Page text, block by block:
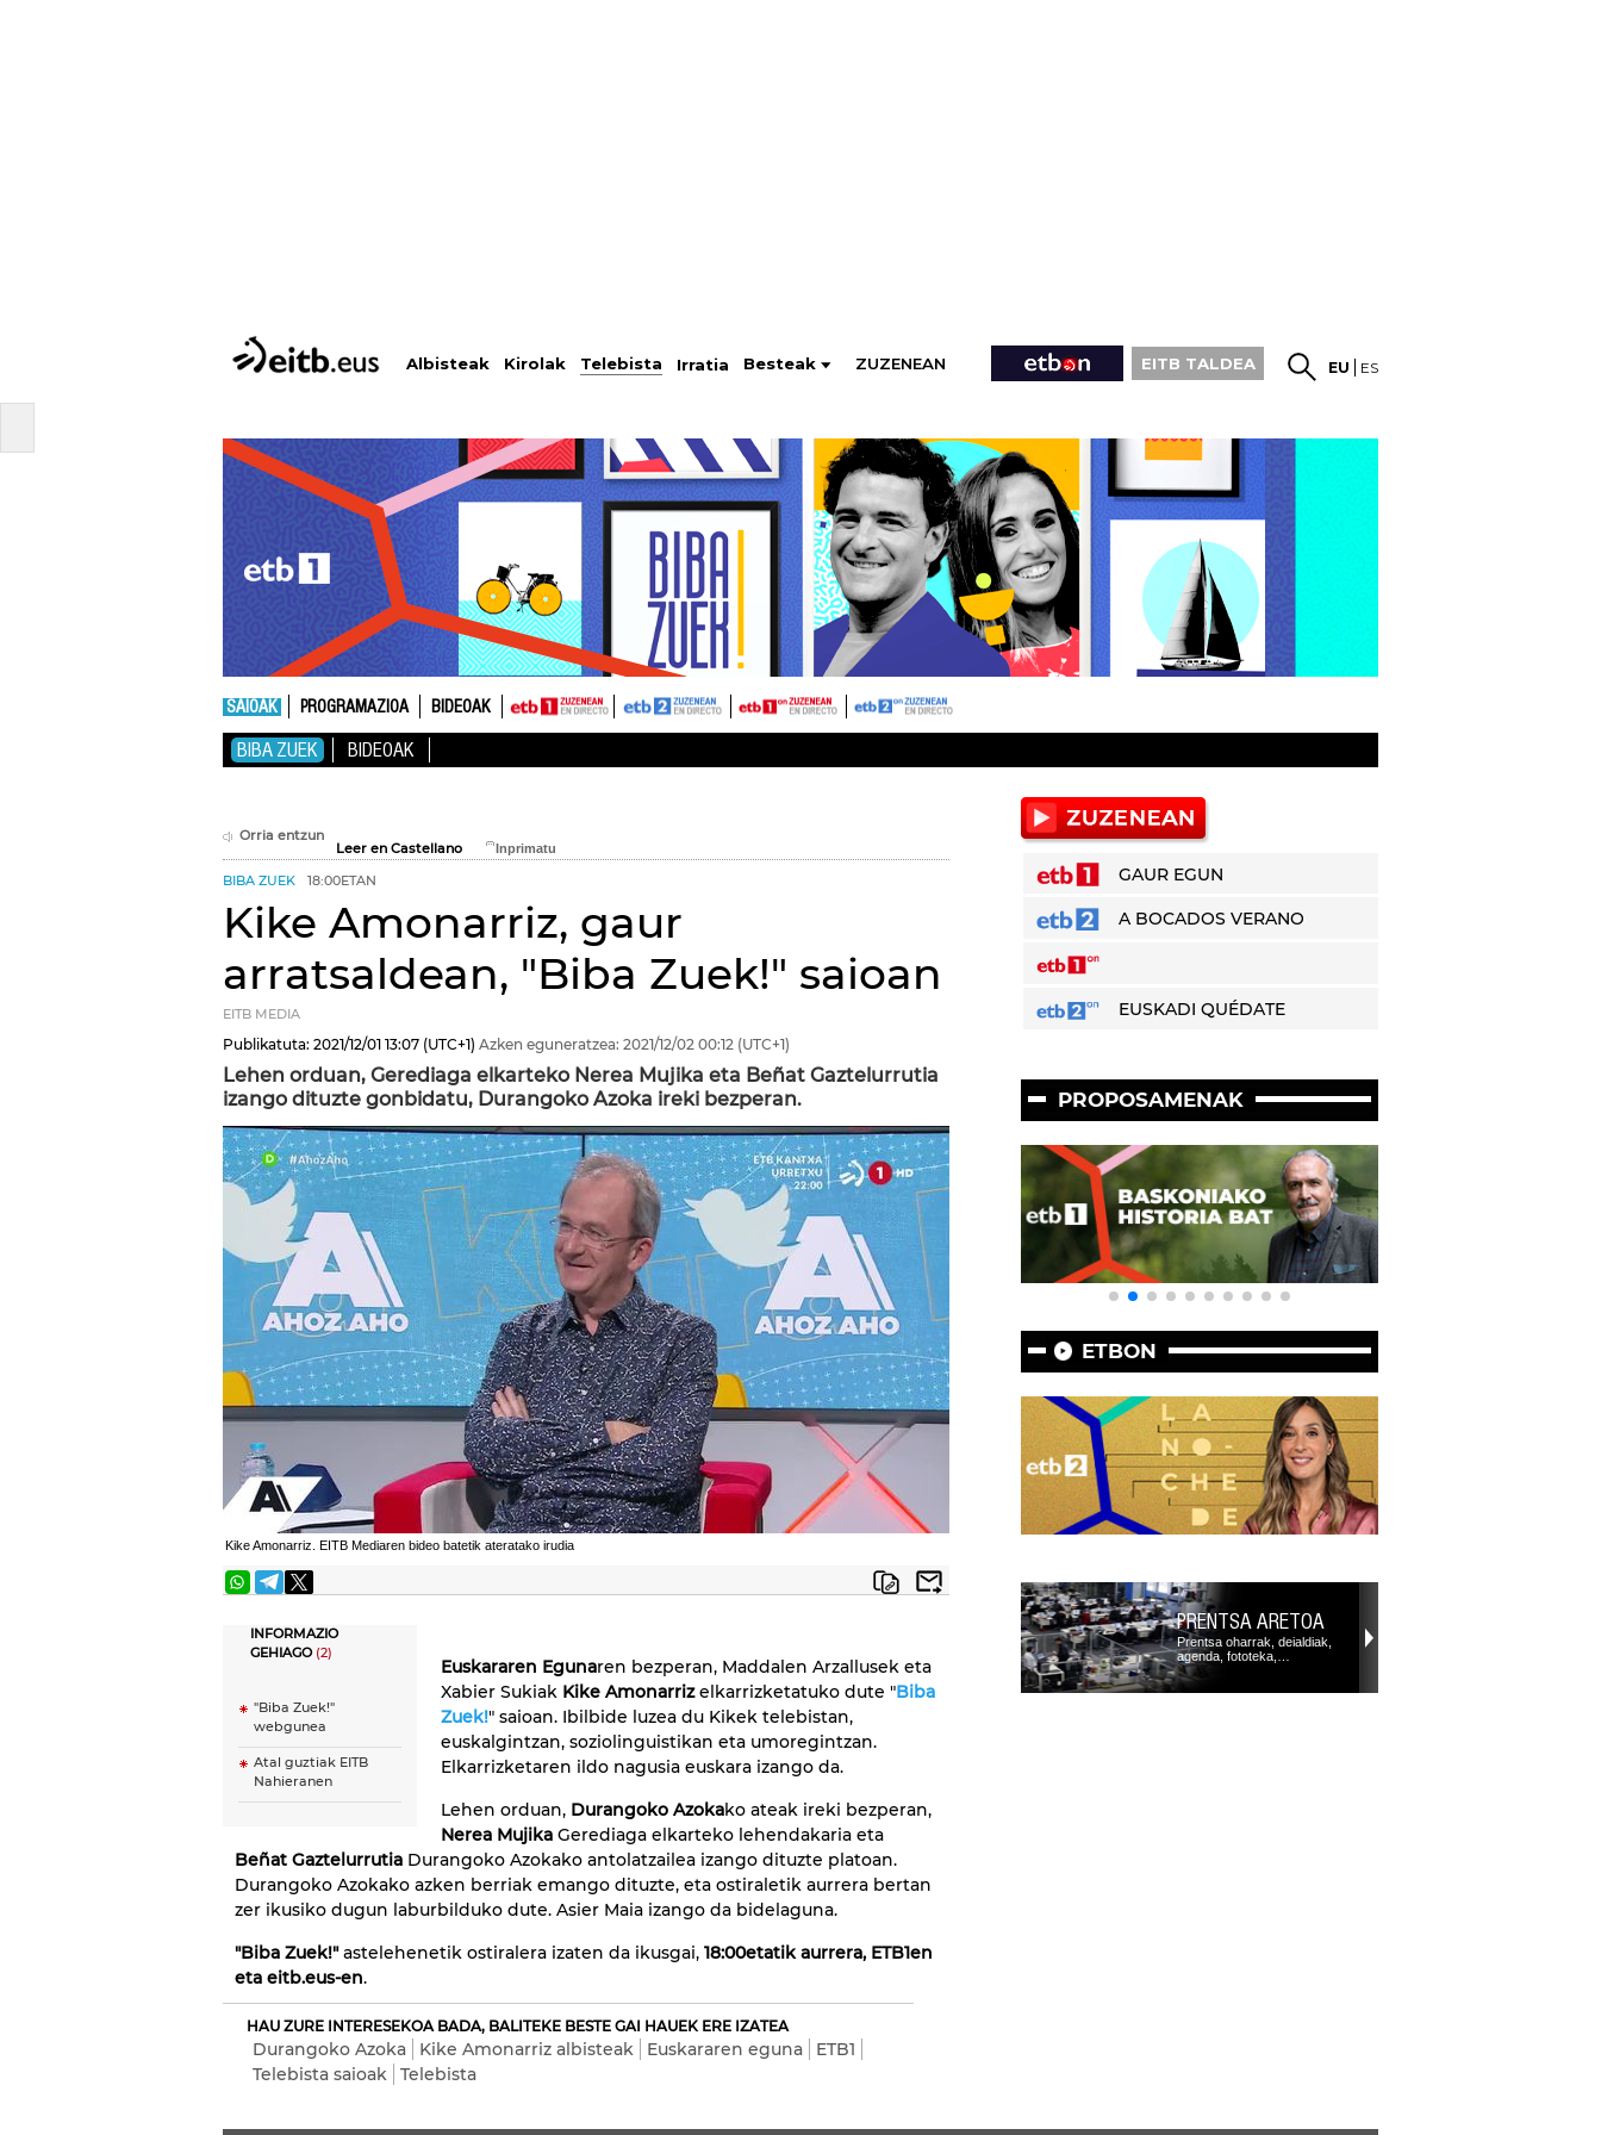
Albisteak Kirolak Telebista Irratia Besteak ZUZENEAN EITB TALDEA EU ES
SAIOAK PROGRAMAZIOA BIDEOAK
BIBA ZUEK BIDEOAK
Orria entzun
Leer en Castellano
BIBA ZUEK 18:00ETAN
Kike Amonarriz, gaur
arratsaldean, "Biba Zuek!" saioan
EITB MEDIA
Publikatuta: 2021/12/01 13:07 (UTC+1) Azken eguneratzea: 2021/12/02 00:12 (UTC+1)
Lehen orduan, Gerediaga elkarteko Nerea Mujika eta Beñat Gaztelurrutia
izango dituzte gonbidatu, Durangoko Azoka ireki bezperan.
Kike Amonarriz. EITB Mediaren bideo batetik ateratako irudia
INFORMAZIO
GEHIAGO(2)
"Biba Zuek!"
webgunea
Atal guztiak EITB
Nahieranen
Euskararen Egunaren bezperan, Maddalen Arzallusek eta
Xabier Sukiak Kike Amonarrizelkarrizketatuko dute "Biba
Zuek!" saioan. Ibilbide luzea du Kikek telebistan,
euskalgintzan, soziolinguistikan eta umoregintzan.
Elkarrizketaren ildo nagusia euskara izango da.
Lehen orduan, Durangoko Azokako ateak ireki bezperan,
Nerea Mujika Gerediaga elkarteko lehendakaria eta
Beñat Gaztelurrutia Durangoko Azokako antolatzailea izango dituzte platoan.
Durangoko Azokako azken berriak emango dituzte, eta ostiraletik aurrera bertan
zer ikusiko dugun laburbilduko dute. Asier Maia izango da bidelaguna.
"Biba Zuek!"astelehenetik ostiralera izaten da ikusgai, 18:00etatik aurrera, ETB1en
eta eitb.eus-en.
HAU ZURE INTERESEKOA BADA, BALITEKE BESTE GAI HAUEK ERE IZATEA
Durangoko Azoka Kike Amonarriz albisteak Euskararen eguna
ETB1
Telebista saioak
Telebista
GAUR EGUN
A BOCADOS VERANO
EUSKADI QUÉDATE
PROPOSAMENAK
ETBON
PRENTSA ARETOA
Prentsa oharrak, deialdiak,
agenda, fototeka,…